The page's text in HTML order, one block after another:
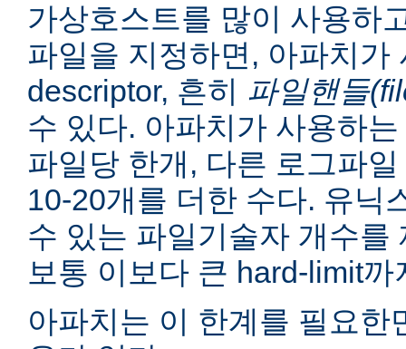
가상호스트를 많이 사용하
파일을 지정하면, 아파치
descriptor, 흔히 파일핸들
수 있다. 아파치가 사용하
파일당 한개, 다른 로그파
10-20개를 더한 수다. 유닉
수 있는 파일기술자 개수
보통 이보다 큰 hard-limit
아파치는 이 한계를 필요